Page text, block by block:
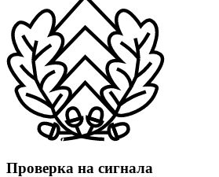
Проверка на сигнала